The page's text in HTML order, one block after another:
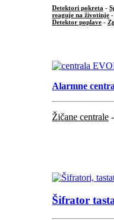
Detektori pokreta -
reaguje na životinje -
Detektor poplave -
Alarmne
Žičane centrale -
Šifrator